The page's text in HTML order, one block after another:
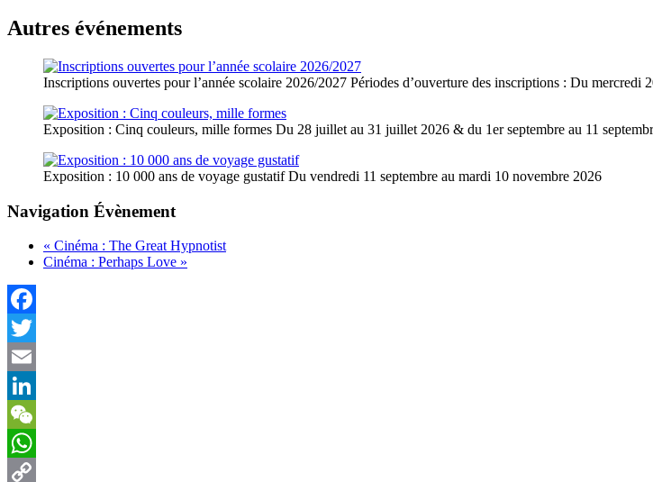
Autres événements
Inscriptions ouvertes pour l’année scolaire 2026/2027 Périodes d’ouverture des inscriptions : Du mercredi
Exposition : Cinq couleurs, mille formes Du 28 juillet au 31 juillet 2026 & du 1er septembre au 11
Exposition : 10 000 ans de voyage gustatif Du vendredi 11 septembre au mardi 10 novembre 2026
Navigation Évènement
« Cinéma : The Great Hypnotist
Cinéma : Perhaps Love »
Facebook
Twitter
Email
LinkedIn
WeChat
WhatsApp